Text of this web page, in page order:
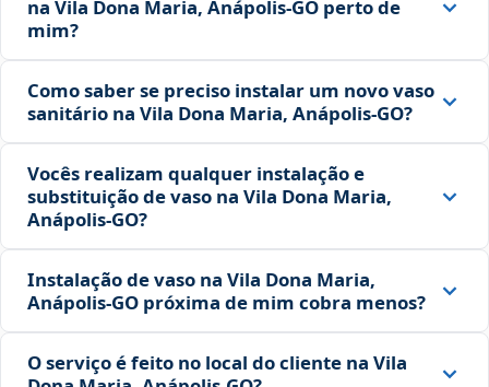
na Vila Dona Maria, Anápolis‑GO perto de
mim?
Como saber se preciso instalar um novo vaso
sanitário na Vila Dona Maria, Anápolis‑GO?
Vocês realizam qualquer instalação e
substituição de vaso na Vila Dona Maria,
Anápolis‑GO?
Instalação de vaso na Vila Dona Maria,
Anápolis‑GO próxima de mim cobra menos?
O serviço é feito no local do cliente na Vila